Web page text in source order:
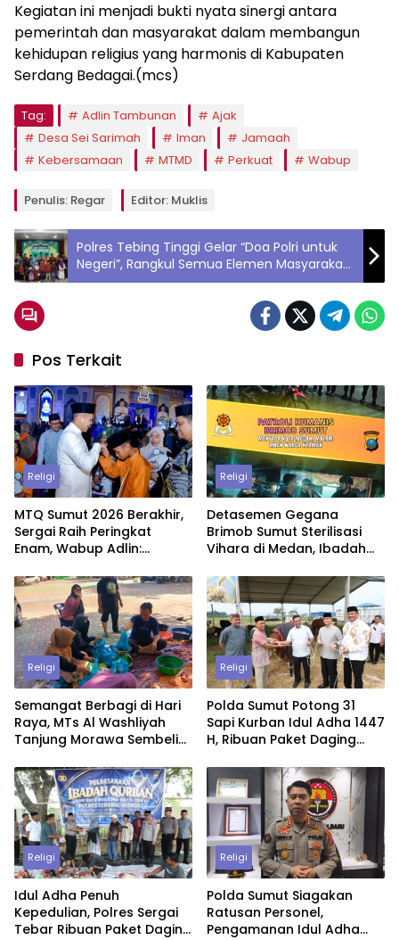
Kegiatan ini menjadi bukti nyata sinergi antara
pemerintah dan masyarakat dalam membangun
kehidupan religius yang harmonis di Kabupaten
Serdang Bedagai.(mcs)
Tag: Adlin Tambunan
Ajak
Desa Sei Sarimah
Iman
Jamaah
Kebersamaan
MTMD Perkuat Wabup
Penulis: Regar Editor: Muklis
Polres Tebing Tinggi Gelar “Doa Polri untuk
Negeri”, Rangkul Semua Elemen Masyarakat
Jaga Persatuan
Pos Terkait
Religi
MTQ Sumut 2026 Berakhir,
Sergai Raih Peringkat
Enam, Wabup Adlin:
Lebih Baik
Religi
Detasemen Gegana
Brimob Sumut Sterilisasi
Vihara di Medan, Ibadah
Penuh Khidmat
Religi
Semangat Berbagi di Hari
Raya, MTs Al Washliyah
Tanjung Morawa Sembelih
Religi
Polda Sumut Potong 31
Sapi Kurban Idul Adha 1447
H, Ribuan Paket Daging
dan Personel
Religi
Idul Adha Penuh
Kepedulian, Polres Sergai
Tebar Ribuan Paket Daging
Religi
Polda Sumut Siagakan
Ratusan Personel,
Pengamanan Idul Adha